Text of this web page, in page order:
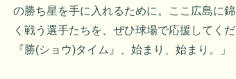
の勝ち星を手に入れるために。ここ広島に
く戦う選手たちを、ぜひ球場で応援して
『勝(ショウ)タイム』、始まり、始まり。」